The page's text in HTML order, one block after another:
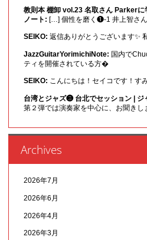
教則本 棚卸 vol.23 名取さん Parkerに
ノート: […] 個性を磨く❶-1 井上智さ
SEIKO: 返信ありがとうございます✨
JazzGuitarYorimichiNote: 国内で
ティを開催されている方�
SEIKO: こんにちは！セイコです！す
台湾とジャズ❸ 台北でセッション | ジ
第２弾では演奏家を中心に、お聞き
Archives
2026年7月
2026年6月
2026年4月
2026年3月